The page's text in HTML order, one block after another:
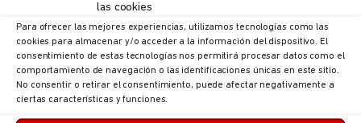
las cookies
Para ofrecer las mejores experiencias, utilizamos tecnologías como las
cookies para almacenar y/o acceder a la información del dispositivo. El
consentimiento de estas tecnologías nos permitirá procesar datos como el
comportamiento de navegación o las identificaciones únicas en este sitio.
No consentir o retirar el consentimiento, puede afectar negativamente a
ciertas características y funciones.
Iniciamos el curso de preparación de las futuras plazas